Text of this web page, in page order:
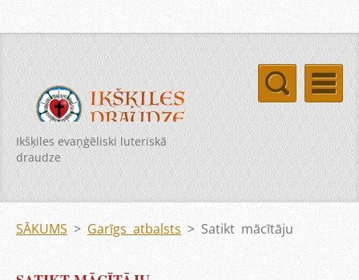
Ikšķiles evaņģēliski luteriskā
draudze
SĀKUMS > Garīgs atbalsts > Satikt mācītāju